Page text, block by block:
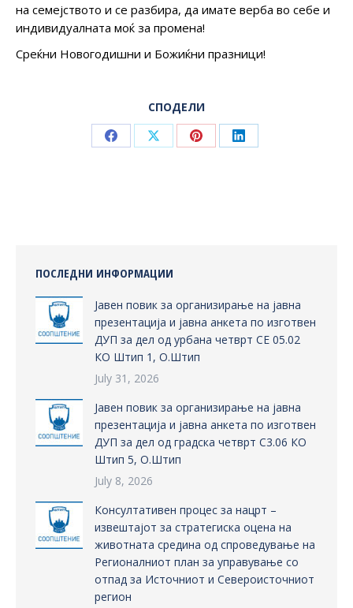
на семејството и се разбира, да имате верба во себе и
индивидуалната моќ за промена!
Среќни Новогодишни и Божиќни празници!
СПОДЕЛИ
Share Share Share Share
ПОСЛЕДНИ ИНФОРМАЦИИ
Јавен повик за организирање на јавна
презентација и јавна анкета по изготвен
ДУП за дел од урбана четврт СЕ 05.02
КО Штип 1, О.Штип
July 31, 2026
Јавен повик за организирање на јавна
презентација и јавна анкета по изготвен
ДУП за дел од градска четврт С3.06 КО
Штип 5, О.Штип
July 8, 2026
Консултативен процес за нацрт –
извештајот за стратегиска оцена на
животната средина од спроведување на
Регионалниот план за управување со
отпад за Источниот и Североисточниот
регион